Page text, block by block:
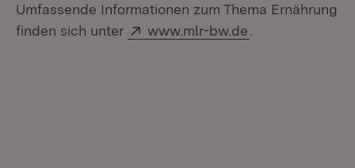
Umfassende Informationen zum Thema Ernährung
finden sich unter
Extern:
www.mlr-bw.de